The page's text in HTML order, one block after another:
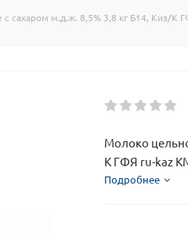
с сахаром м.д.ж. 8,5% 3,8 кг Б14, Киз/К
Молоко
К ГФЯ ru-kaz
Подробнее